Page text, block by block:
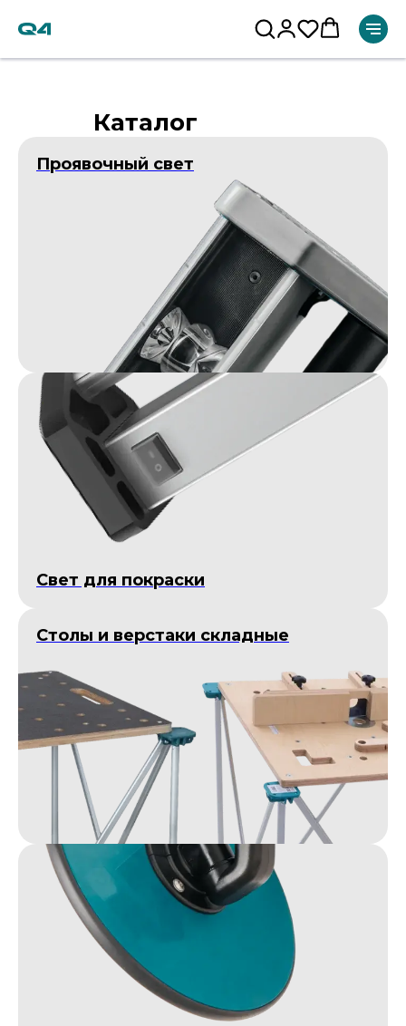
Каталог
Проявочный свет
Cвет для покраски
Столы и верстаки складные